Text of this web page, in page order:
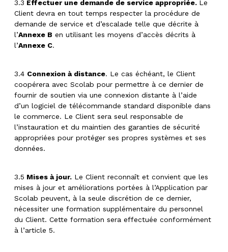
3.3 Effectuer une demande de service appropriée. Le
Client devra en tout temps respecter la procédure de
demande de service et d’escalade telle que décrite à
l’Annexe B en utilisant les moyens d’accès décrits à
l’Annexe C.
3.4 Connexion à distance. Le cas échéant, le Client
coopérera avec Scolab pour permettre à ce dernier de
fournir de soutien via une connexion distante à l’aide
d’un logiciel de télécommande standard disponible dans
le commerce. Le Client sera seul responsable de
l’instauration et du maintien des garanties de sécurité
appropriées pour protéger ses propres systèmes et ses
données.
3.5 Mises à jour. Le Client reconnaît et convient que les
mises à jour et améliorations portées à l’Application par
Scolab peuvent, à la seule discrétion de ce dernier,
nécessiter une formation supplémentaire du personnel
du Client. Cette formation sera effectuée conformément
à l’article 5.